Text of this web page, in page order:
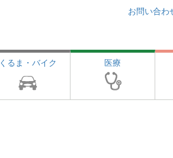
お問い合わ
くるま・バイク 医療